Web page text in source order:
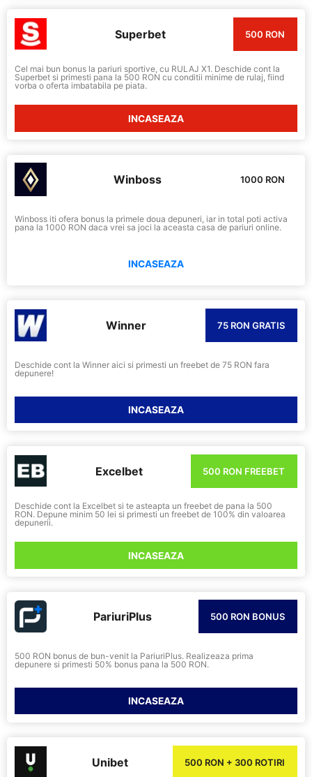
Superbet 500 RON
Cel mai bun bonus la pariuri sportive, cu RULAJ X1. Deschide cont la
Superbet si primesti pana la 500 RON cu conditii minime de rulaj, fiind
vorba o oferta imbatabila pe piata.
INCASEAZA
Winboss 1000 RON
Winboss iti ofera bonus la primele doua depuneri, iar in total poti activa
pana la 1000 RON daca vrei sa joci la aceasta casa de pariuri online.
INCASEAZA
Winner 75 RON GRATIS
Deschide cont la Winner aici si primesti un freebet de 75 RON fara
depunere!
INCASEAZA
Excelbet 500 RON FREEBET
Deschide cont la Excelbet si te asteapta un freebet de pana la 500
RON. Depune minim 50 lei si primesti un freebet de 100% din valoarea
depunerii.
INCASEAZA
PariuriPlus 500 RON BONUS
500 RON bonus de bun-venit la PariuriPlus. Realizeaza prima
depunere si primesti 50% bonus pana la 500 RON.
INCASEAZA
Unibet 500 RON + 300 ROTIRI